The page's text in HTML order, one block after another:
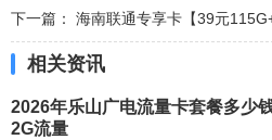
下一篇： 海南联通专享卡【39元
相关资讯
2026年乐山广电流量卡套餐多少
2G流量